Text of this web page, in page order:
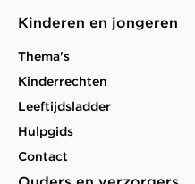
Kinderen en jongeren
Thema's
Kinderrechten
Leeftijdsladder
Hulpgids
Contact